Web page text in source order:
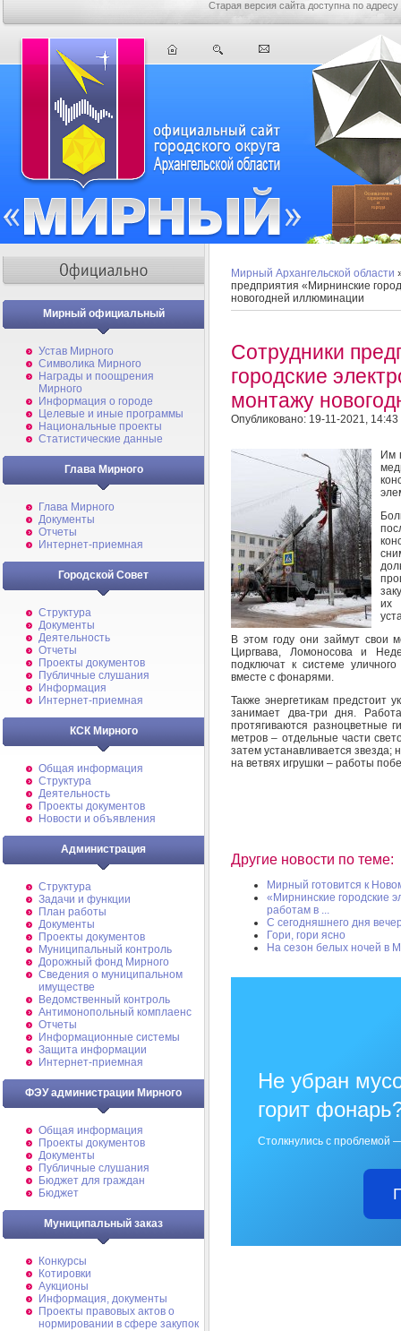
Старая версия сайта доступна по адресу
Мирный официальный
Устав Мирного
Символика Мирного
Награды и поощрения
Мирного
Информация о городе
Целевые и иные программы
Национальные проекты
Статистические данные
Глава Мирного
Глава Мирного
Документы
Отчеты
Интернет-приемная
Городской Совет
Структура
Документы
Деятельность
Отчеты
Проекты документов
Публичные слушания
Информация
Интернет-приемная
КСК Мирного
Общая информация
Структура
Деятельность
Проекты документов
Новости и объявления
Администрация
Структура
Задачи и функции
План работы
Документы
Проекты документов
Муниципальный контроль
Дорожный фонд Мирного
Cведения о муниципальном
имуществе
Ведомственный контроль
Антимонопольный комплаенс
Отчеты
Информационные системы
Защита информации
Интернет-приемная
ФЭУ администрации Мирного
Общая информация
Проекты документов
Документы
Публичные слушания
Бюджет для граждан
Бюджет
Муниципальный заказ
Конкурсы
Котировки
Аукционы
Информация, документы
Проекты правовых актов о
нормировании в сфере закупок
Мирный Архангельской области
предприятия «Мирнинские
новогодней иллюминации
Сотрудники
городские
монтажу
Опубликовано: 19-11-2021, 14:43
Им
их
В этом году они займут свои
Циргвава, Ломоносова и
подключат к системе
вместе с фонарями.
Также энергетикам предстоит
занимает два-три дня.
протягиваются разноцветные
метров – отдельные части
затем устанавливается
на ветвях игрушки – работы
Другие новости по теме:
Мирный готовится к
«Мирнинские городские
работам в ...
С сегодняшнего дня
Гори, гори ясно
На сезон белых ночей в
Не убран
горит
Столкнулись с проблемой